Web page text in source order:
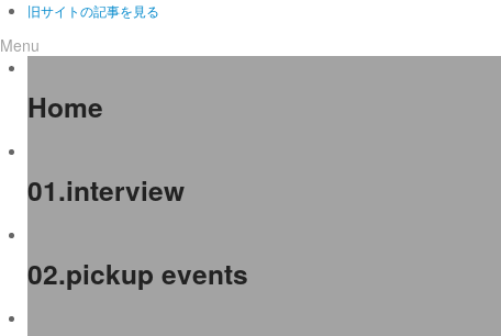
旧サイトの記事を見る
Menu
Home
01.interview
02.pickup events